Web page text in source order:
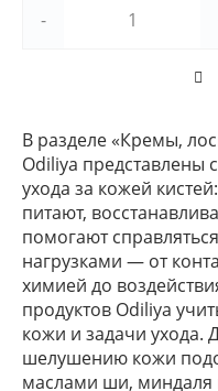
-
В разделе «Кремы,
Odiliya представлены
ухода за кожей
питают,
помогают
нагрузками — от
химией до
продуктов Odiliya
кожи и задачи ухода.
шелушению кожи
маслами ши,